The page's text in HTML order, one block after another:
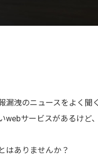
漏洩のニュースをよく聞
webサービスがあるけど
はありませんか？